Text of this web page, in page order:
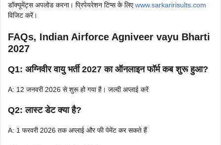
डॉक्यूमेंट्स अपलोड करना। प्रिपेयरेशन टिप्स के लिएwww.sarkaririsults.com
विजिट करें।
FAQs, Indian Airforce Agniveer vayu Bharti
2027
Q1: अग्निवीर वायु भर्ती 2027 का ऑनलाइन फॉर्म कब शुरू हुआ?
A: 12 जनवरी 2026 से शुरू हो गया है। जल्दी अप्लाई करें
Q2: लास्ट डेट क्या है?
A: 1 फरवरी 2026 तक अप्लाई और फी पेमेंट कर सकते हैं